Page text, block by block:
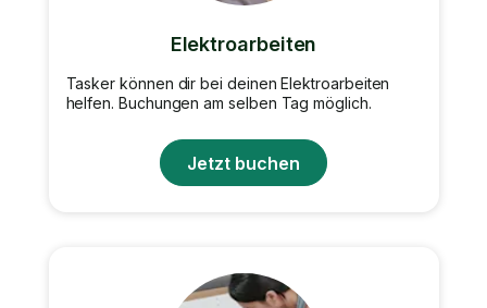
Elektroarbeiten
Tasker können dir bei deinen Elektroarbeiten
helfen. Buchungen am selben Tag möglich.
Jetzt buchen